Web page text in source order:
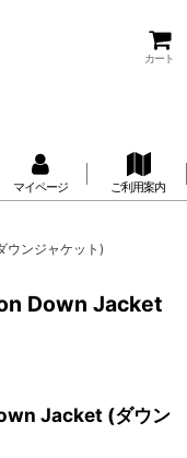
カート
マイページ ご利用案内
ウンジャケット)
Down Jacket
Jacket (ダウン